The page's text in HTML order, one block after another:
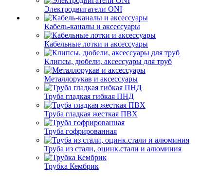
Электродвигатели ONI
Кабель-каналы и аксессуары
Кабельные лотки и аксессуары
Клипсы, дюбели, аксессуары для труб
Металлорукав и аксессуары
Труба гладкая гибкая ПНД
Труба гладкая жесткая ПВХ
Труба гофрированная
Труба из стали, оцинк.стали и алюминия
Трубка Кембрик